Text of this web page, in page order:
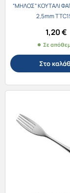
“ΜΗΛΟΣ” ΚΟΥΤΑΛΙ
2,5mm
1,20€
Σε
Στο